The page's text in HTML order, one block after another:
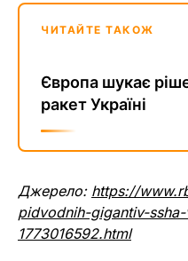
ЧИТАЙТЕ ТАКОЖ
Європа шукає
ракет Україні
Джерело: https://
pidvodnih-gigantiv-
1773016592.html